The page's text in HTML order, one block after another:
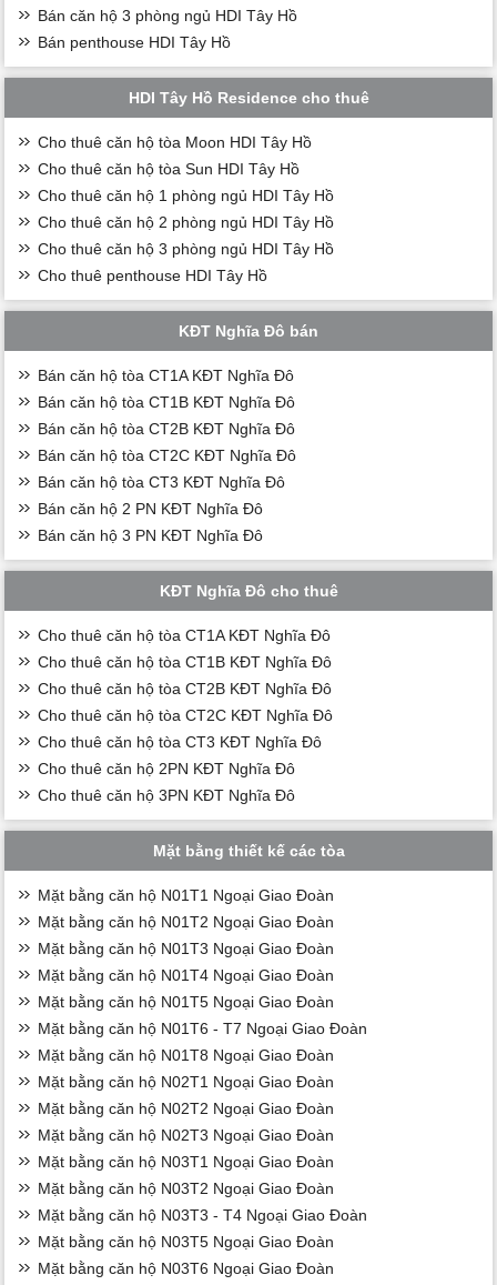
Bán căn hộ 3 phòng ngủ HDI Tây Hồ
Bán penthouse HDI Tây Hồ
HDI Tây Hồ Residence cho thuê
Cho thuê căn hộ tòa Moon HDI Tây Hồ
Cho thuê căn hộ tòa Sun HDI Tây Hồ
Cho thuê căn hộ 1 phòng ngủ HDI Tây Hồ
Cho thuê căn hộ 2 phòng ngủ HDI Tây Hồ
Cho thuê căn hộ 3 phòng ngủ HDI Tây Hồ
Cho thuê penthouse HDI Tây Hồ
KĐT Nghĩa Đô bán
Bán căn hộ tòa CT1A KĐT Nghĩa Đô
Bán căn hộ tòa CT1B KĐT Nghĩa Đô
Bán căn hộ tòa CT2B KĐT Nghĩa Đô
Bán căn hộ tòa CT2C KĐT Nghĩa Đô
Bán căn hộ tòa CT3 KĐT Nghĩa Đô
Bán căn hộ 2 PN KĐT Nghĩa Đô
Bán căn hộ 3 PN KĐT Nghĩa Đô
KĐT Nghĩa Đô cho thuê
Cho thuê căn hộ tòa CT1A KĐT Nghĩa Đô
Cho thuê căn hộ tòa CT1B KĐT Nghĩa Đô
Cho thuê căn hộ tòa CT2B KĐT Nghĩa Đô
Cho thuê căn hộ tòa CT2C KĐT Nghĩa Đô
Cho thuê căn hộ tòa CT3 KĐT Nghĩa Đô
Cho thuê căn hộ 2PN KĐT Nghĩa Đô
Cho thuê căn hộ 3PN KĐT Nghĩa Đô
Mặt bằng thiết kế các tòa
Mặt bằng căn hộ N01T1 Ngoại Giao Đoàn
Mặt bằng căn hộ N01T2 Ngoại Giao Đoàn
Mặt bằng căn hộ N01T3 Ngoại Giao Đoàn
Mặt bằng căn hộ N01T4 Ngoại Giao Đoàn
Mặt bằng căn hộ N01T5 Ngoại Giao Đoàn
Mặt bằng căn hộ N01T6 - T7 Ngoại Giao Đoàn
Mặt bằng căn hộ N01T8 Ngoại Giao Đoàn
Mặt bằng căn hộ N02T1 Ngoại Giao Đoàn
Mặt bằng căn hộ N02T2 Ngoại Giao Đoàn
Mặt bằng căn hộ N02T3 Ngoại Giao Đoàn
Mặt bằng căn hộ N03T1 Ngoại Giao Đoàn
Mặt bằng căn hộ N03T2 Ngoại Giao Đoàn
Mặt bằng căn hộ N03T3 - T4 Ngoại Giao Đoàn
Mặt bằng căn hộ N03T5 Ngoại Giao Đoàn
Mặt bằng căn hộ N03T6 Ngoại Giao Đoàn